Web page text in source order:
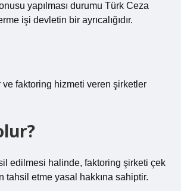
yapılması durumu Türk Ceza
işi devletin bir ayrıcalığıdır.
faktoring hizmeti veren şirketler
edilmesi halinde, faktoring şirketi çek
tahsil etme yasal hakkına sahiptir.